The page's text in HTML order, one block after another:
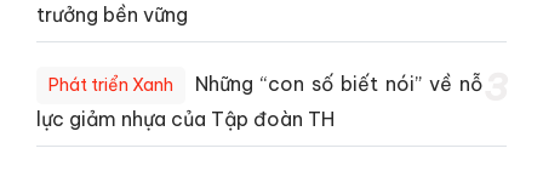
trưởng bền vững
Phát triển Xanh
Những “con số biết nói” về nỗ
lực giảm nhựa của Tập đoàn TH